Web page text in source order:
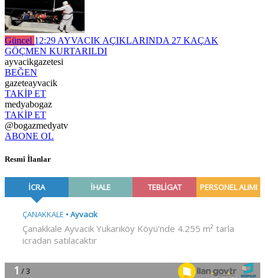
Güncel 12:29 AYVACIK AÇIKLARINDA 27 KAÇAK
GÖÇMEN KURTARILDI
ayvacikgazetesi
BEĞEN
gazeteayvacik
TAKİP ET
medyabogaz
TAKİP ET
@bogazmedyatv
ABONE OL
Resmî İlanlar